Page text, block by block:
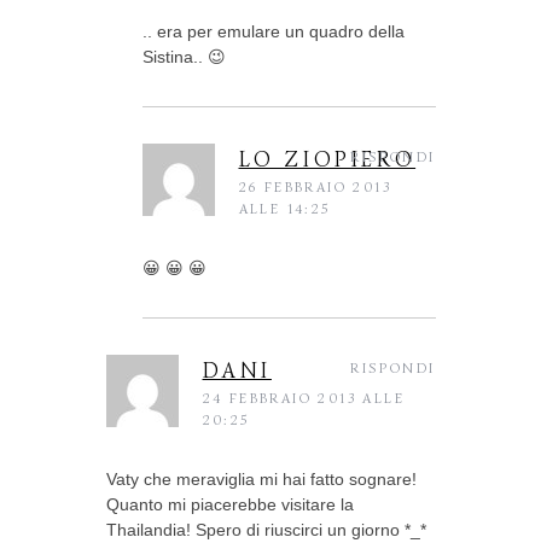
.. era per emulare un quadro della
Sistina.. 😉
LO ZIOPIERO
26 FEBBRAIO 2013
ALLE 14:25
😀 😀 😀
RISPONDI
DANI
24 FEBBRAIO 2013 ALLE
20:25
Vaty che meraviglia mi hai fatto sognare!
Quanto mi piacerebbe visitare la
Thailandia! Spero di riuscirci un giorno *_*
RISPONDI